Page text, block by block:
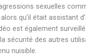
sexuelles
qu’il était assistant
est également
sécurité des autres
nuisible.